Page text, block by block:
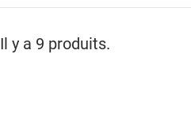
Il y a 9 produits.